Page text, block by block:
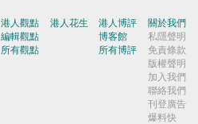
港人觀點
編輯觀點
所有觀點
港人花生
港人博評
博客館
所有博評
關於我們
私隱聲明
免責條款
版權聲明
加入我們
聯絡我們
刊登廣告
爆料快